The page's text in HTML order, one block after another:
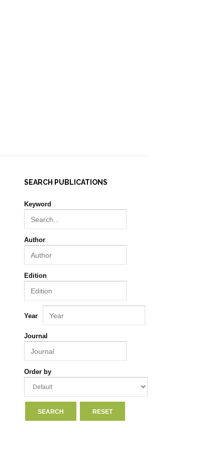
SEARCH PUBLICATIONS
Keyword
Author
Edition
Year
Journal
Order by